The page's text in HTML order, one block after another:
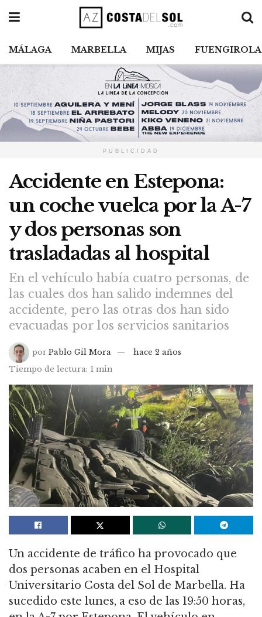
MÁLAGA MARBELLA MIJAS FUENGIROLA
PUBLICIDAD
Accidente en Estepona:
un coche vuelca por la A-7
y dos personas son
trasladadas al hospital
En el vehículo había cuatro personas, de
las cuales dos han salido indemnes del
accidente, pero las otras dos han sido
evacuadas por los servicios sanitarios
por Pablo Gil Mora
hace 2 años
Tiempo de lectura: 1 min
Un accidente de tráfico ha provocado que
dos personas acaben en el Hospital
Universitario Costa del Sol de Marbella. Ha
sucedido este lunes, a eso de las 19:50 horas,